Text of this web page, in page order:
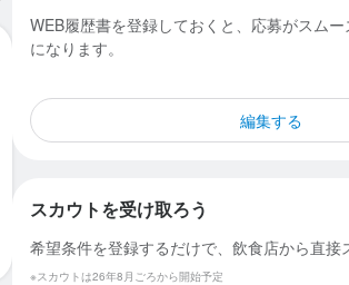
WEB履歴書を登録しておくと、応募がスムー
になります。
編集する
スカウトを受け取ろう
希望条件を登録するだけで、飲食店から直接
※スカウトは26年8月ごろから開始予定